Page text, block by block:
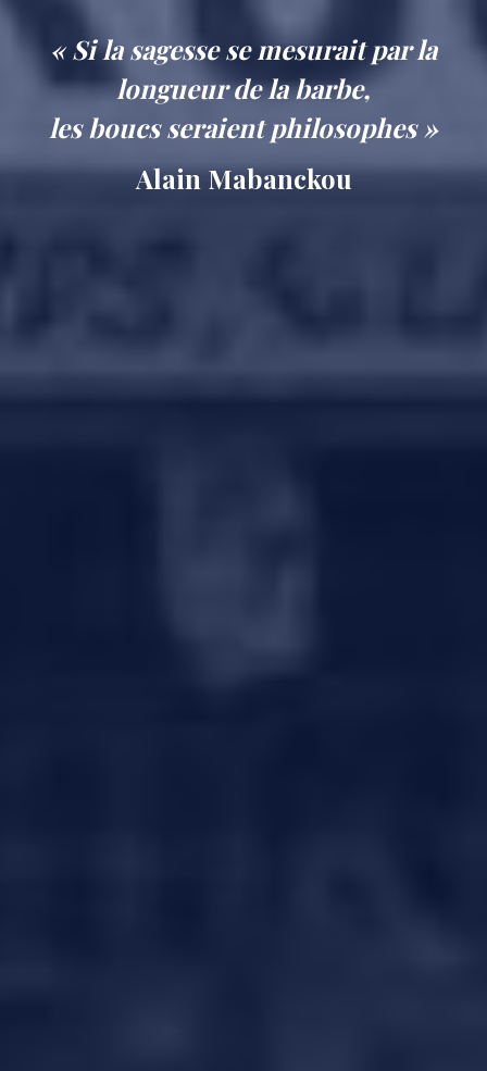
« Si la sagesse se mesurait par la
longueur de la barbe,
les boucs seraient philosophes »
Alain Mabanckou